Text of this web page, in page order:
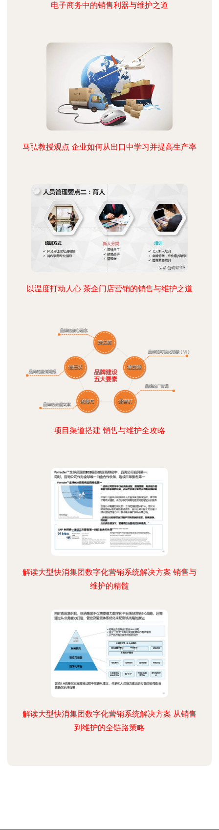
电子商务中的销售利器与维护之道
马弘教授观点 企业如何从出口中学习并提高生产率
以温度打动人心 茶企门店营销的销售与维护之道
项目渠道搭建 销售与维护全攻略
解读大型快消集团数字化营销系统解决方案 销售与
维护的精髓
解读大型快消集团数字化营销系统解决方案 从销售
到维护的全链路策略